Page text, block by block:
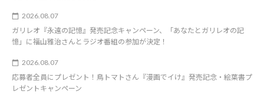
2026.08.07
ガリレオ『永遠の記憶』発売記念キャンペーン、「あなたとガリレオの記
憶」に福山雅治さんとラジオ番組の参加が決定！
2026.08.07
応募者全員にプレゼント！鳥トマトさん『漫画でイけ』発売記念・絵葉書プ
レゼントキャンペーン